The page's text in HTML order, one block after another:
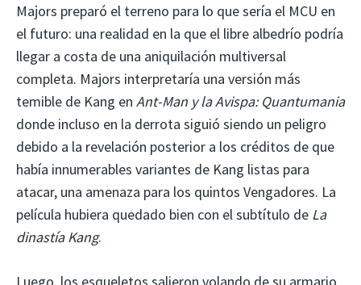
Majors preparó el terreno para lo que sería el MCU en
el futuro: una realidad en la que el libre albedrío podría
llegar a costa de una aniquilación multiversal
completa. Majors interpretaría una versión más
temible de Kang en Ant-Man y la Avispa: Quantumania
donde incluso en la derrota siguió siendo un peligro
debido a la revelación posterior a los créditos de que
había innumerables variantes de Kang listas para
atacar, una amenaza para los quintos Vengadores. La
película hubiera quedado bien con el subtítulo de La
dinastía Kang.
Luego, los esqueletos salieron volando de su armario